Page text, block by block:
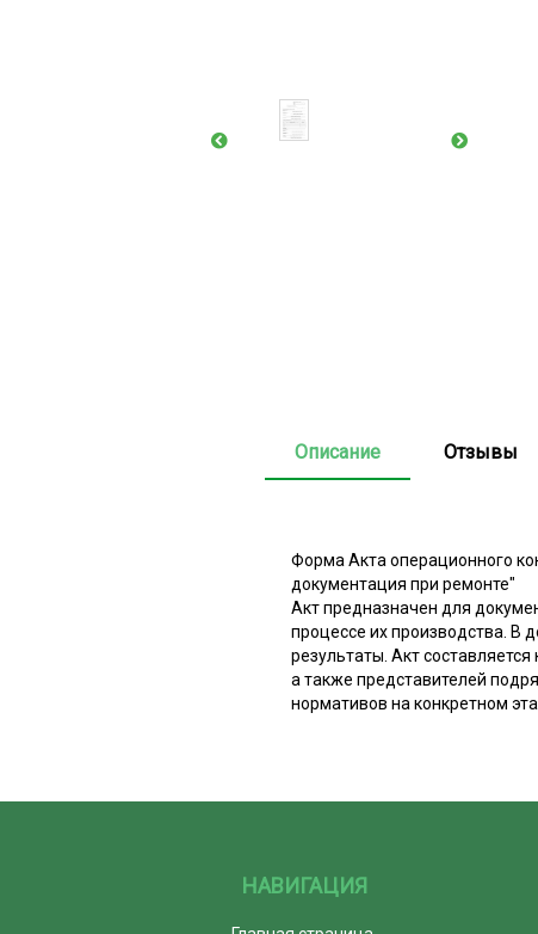
Описание Отзывы
Форма Акта операционного
документация при ремонте"
Акт предназначен для
процессе их производства. В
результаты. Акт
а также представителей
нормативов на конкретном
НАВИГАЦИЯ